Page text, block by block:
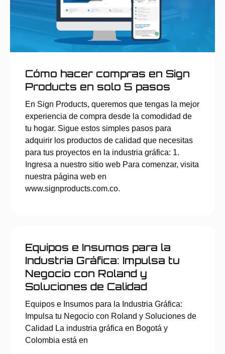
Cómo hacer compras en Sign
Products en solo 5 pasos
En Sign Products, queremos que tengas la mejor
experiencia de compra desde la comodidad de
tu hogar. Sigue estos simples pasos para
adquirir los productos de calidad que necesitas
para tus proyectos en la industria gráfica: 1.
Ingresa a nuestro sitio web Para comenzar, visita
nuestra página web en
www.signproducts.com.co.
Equipos e Insumos para la
Industria Gráfica: Impulsa tu
Negocio con Roland y
Soluciones de Calidad
Equipos e Insumos para la Industria Gráfica:
Impulsa tu Negocio con Roland y Soluciones de
Calidad La industria gráfica en Bogotá y
Colombia está en